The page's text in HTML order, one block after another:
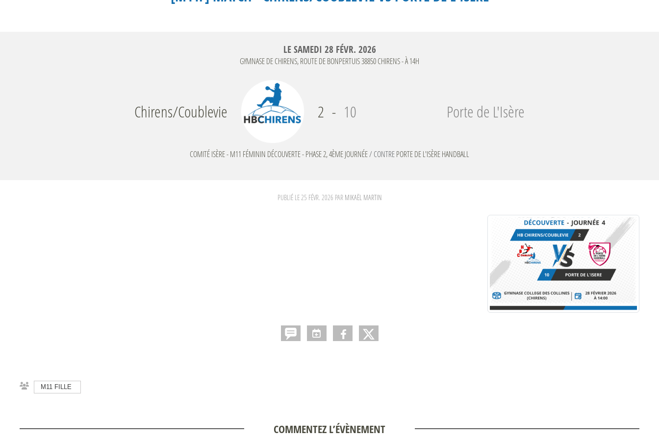
LESAMEDI 28 FÉVR. 2026
GYMNASE DE CHIRENS, ROUTE DE BONPERTUIS38850CHIRENS- À 14H
Chirens/Coublevie 2 - 10 Porte de L'Isère
COMITÉ ISÈRE - M11 FÉMININ DÉCOUVERTE - PHASE 2, 4ÈME JOURNÉE/ CONTREPORTE DE L'ISÈRE HANDBALL
PUBLIÉ LE25 FÉVR. 2026 PAR MIKAËL MARTIN
M11 FILLE
COMMENTEZ L’ÉVÈNEMENT